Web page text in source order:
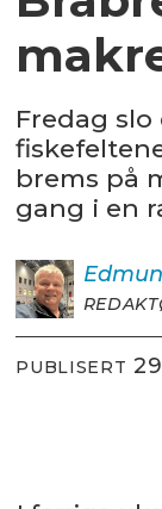
Fredag
brems på
gang i en
PUBLISERT